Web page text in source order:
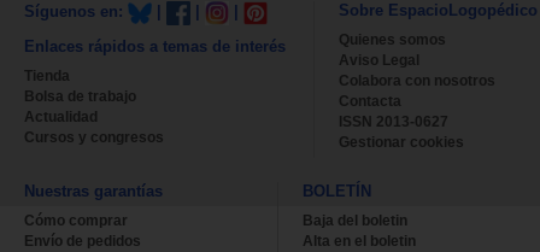
Síguenos en:
Enlaces rápidos a temas de interés
Tienda
Bolsa de trabajo
Actualidad
Cursos y congresos
Sobre EspacioLogopédico
Quienes somos
Aviso Legal
Colabora con nosotros
Contacta
ISSN 2013-0627
Gestionar cookies
Nuestras garantías
Cómo comprar
Envío de pedidos
BOLETÍN
Baja del boletin
Alta en el boletin